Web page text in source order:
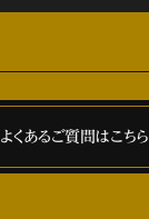
よくあるご質問はこちら